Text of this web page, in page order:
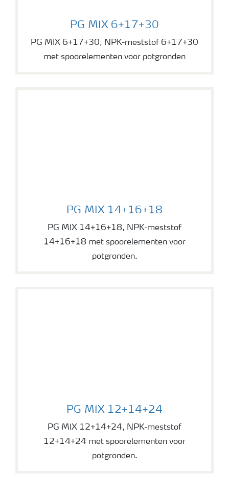
PG MIX 6+17+30
PG MIX 6+17+30
PG MIX 6+17+30, NPK-meststof 6+17+30
met spoorelementen voor potgronden
PG MIX 14+16+18
PG MIX 14+16+18
PG MIX 14+16+18, NPK-meststof
14+16+18 met spoorelementen voor
potgronden.
PG MIX 12+14+24
PG MIX 12+14+24
PG MIX 12+14+24, NPK-meststof
12+14+24 met spoorelementen voor
potgronden.